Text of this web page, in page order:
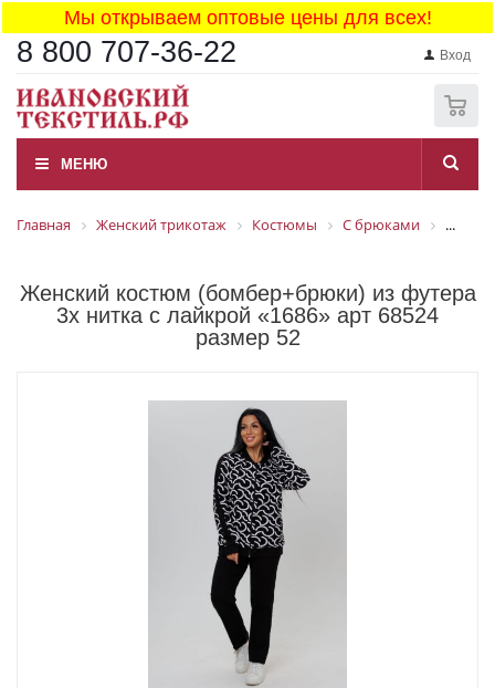
Мы открываем оптовые цены для всех!
8 800 707-36-22 Вход
МЕНЮ
Главная Женский трикотаж Костюмы С брюками ...
Женский костюм (бомбер+брюки) из футера
3х нитка с лайкрой «1686» арт 68524
размер 52